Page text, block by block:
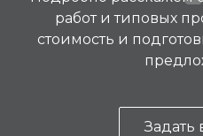
работ и типовых
стоимость и
Задать